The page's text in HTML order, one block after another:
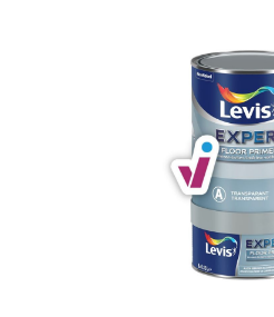
Levis Expert
Sélectionnez votre couleur: